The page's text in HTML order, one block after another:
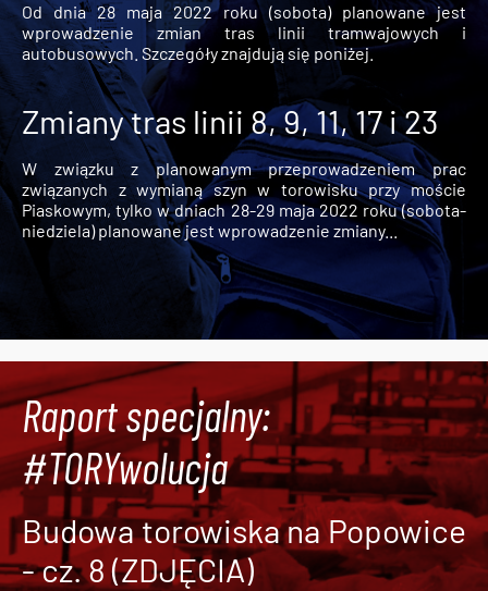
Od dnia 28 maja 2022 roku (sobota) planowane jest
wprowadzenie zmian tras linii tramwajowych i
autobusowych. Szczegóły znajdują się poniżej.
Zmiany tras linii 8, 9, 11, 17 i 23
W związku z planowanym przeprowadzeniem prac
związanych z wymianą szyn w torowisku przy moście
Piaskowym, tylko w dniach 28-29 maja 2022 roku (sobota-
niedziela) planowane jest wprowadzenie zmiany...
Raport specjalny:
#TORYwolucja
Budowa torowiska na Popowice
- cz. 8 (ZDJĘCIA)